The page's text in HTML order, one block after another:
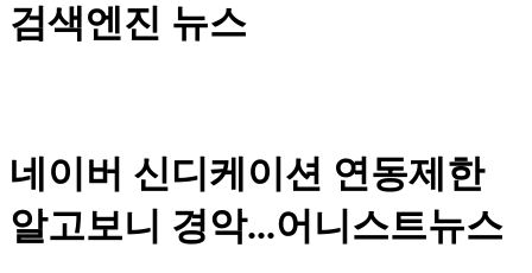
검색엔진 뉴스
네이버 신디케이션 연동제한
알고보니 경악...어니스트뉴스